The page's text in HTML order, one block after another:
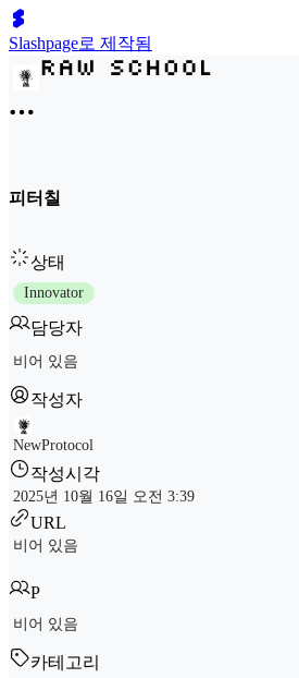
Slashpage로 제작됨
피터칠
상태
Innovator
담당자
비어 있음
작성자
NewProtocol
작성시각
2025년 10월 16일 오전 3:39
URL
비어 있음
P
비어 있음
카테고리